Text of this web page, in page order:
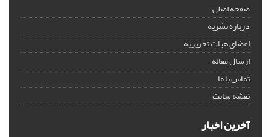
صفحه اصلی
درباره نشریه
اعضای هیات تحریریه
ارسال مقاله
تماس با ما
نقشه سایت
آخرین اخبار